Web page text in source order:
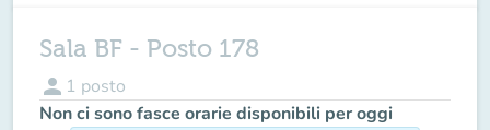
Sala BF - Posto 178
person 1 posto
Non ci sono fasce orarie disponibili per oggi